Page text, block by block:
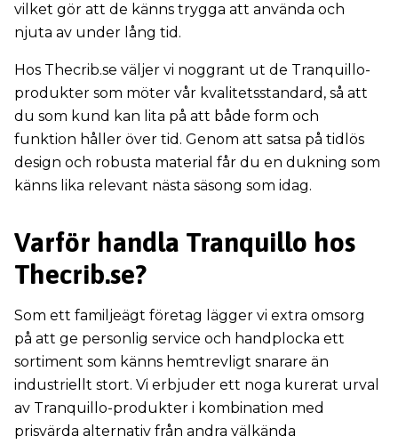
vilket gör att de känns trygga att använda och
njuta av under lång tid.
Hos Thecrib.se väljer vi noggrant ut de Tranquillo-
produkter som möter vår kvalitetsstandard, så att
du som kund kan lita på att både form och
funktion håller över tid. Genom att satsa på tidlös
design och robusta material får du en dukning som
känns lika relevant nästa säsong som idag.
Varför handla Tranquillo hos
Thecrib.se?
Som ett familjeägt företag lägger vi extra omsorg
på att ge personlig service och handplocka ett
sortiment som känns hemtrevligt snarare än
industriellt stort. Vi erbjuder ett noga kurerat urval
av Tranquillo-produkter i kombination med
prisvärda alternativ från andra välkända